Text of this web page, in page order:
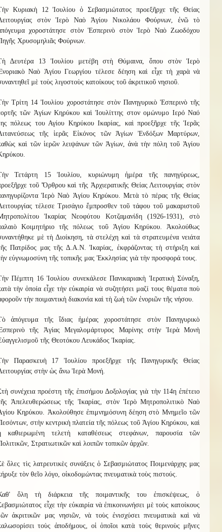
Κυριακὴ 12 Ἰουλίου ὁ Σεβασμιώτατος προεξῆρχε τῆς Θείας
στὸν Ἱερὸ Ναὸ Ἁγίου Νικολάου Φούρνων, ἐνῶ τὸ
χοροστάτησε στὸν Ἑσπερινὸ στὸν Ἱερὸ Ναὸ Ζωοδόχου
Χρυσομηλιᾶς Φούρνων.
Δευτέρα 13 Ἰουλίου μετέβη στὴ Θύμαινα, ὅπου στὸν Ἱερὸ
Ναὸ Ἁγίου Γεωργίου τέλεσε δέηση καὶ εἶχε τὴ χαρὰ νὰ
μὲ τοὺς λιγοστοὺς κατοίκους τοῦ ἀκριτικοῦ νησιοῦ.
Τρίτη 14 Ἰουλίου χοροστάτησε στὸν Πανηγυρικὸ Ἑσπερινὸ τῆς
τῶν Ἁγίων Κηρύκου καὶ Ἰουλίττης στον ομώνυμο Ιερό Ναό
πόλεως του Αγίου Κηρύκου Ικαρίας, καὶ προεξῆρχε τῆς Ἱερᾶς
τῆς ἱερᾶς Εἰκόνος τῶν Ἁγίων Ἐνδόξων Μαρτύρων,
καὶ τῶν ἱερῶν λειψάνων τῶν Ἁγίων, ἀνὰ τὴν πόλη τοῦ Ἁγίου
Τετάρτη 15 Ἰουλίου, κυριώνυμη ἡμέρα τῆς πανηγύρεως,
τοῦ Ὄρθρου καὶ τῆς Ἀρχιερατικῆς Θείας Λειτουργίας στὸν
Ἱερὸ Ναὸ Ἁγίου Κηρύκου. Μετὰ τὸ πέρας τῆς Θείας
τέλεσε Τρισάγιο ἔμπροσθεν τοῦ τάφου τοῦ μακαριστοῦ
Ἰκαρίας Νεοφύτου Κοτζαμανίδη (1926-1931), στὸ
Κοιμητήριο τῆς πόλεως τοῦ Ἁγίου Κηρύκου. Ἀκολούθως
μὲ τὴ Διοίκηση, τὰ στελέχη καὶ τὰ στρατευμένα νειάτα
Πατρίδος μας τῆς Δ.Α.Ν. Ἰκαρίας, ἐκφράζοντας τὴ στήριξη καὶ
εὐγνωμοσύνη τῆς τοπικῆς μας Ἐκκλησίας γιὰ τὴν προσφορά τους.
Πέμπτη 16 Ἰουλίου συνεκάλεσε Πανικαριακὴ Ἱερατικὴ Σύναξη,
τὴν ὁποία εἶχε τὴν εὐκαιρία νὰ συζητήσει μαζί τους θέματα ποὺ
τὴν ποιμαντικὴ διακονία καὶ τὴ ζωὴ τῶν ἐνοριῶν τῆς νήσου.
ἀπόγευμα τῆς ἴδιας ἡμέρας χοροστάτησε στὸν Πανηγυρικὸ
τῆς Ἁγίας Μεγαλομάρτυρος Μαρίνης στὴν Ἱερὰ Μονὴ
τῆς Θεοτόκου Λευκάδος Ἰκαρίας.
Παρασκευὴ 17 Ἰουλίου προεξῆρχε τῆς Πανηγυρικῆς Θείας
στὴν ὡς ἄνω Ἱερὰ Μονή.
συνέχεια προέστη τῆς ἐπισήμου Δοξολογίας γιὰ τὴν 114η ἐπέτειο
Ἀπελευθερώσεως τῆς Ἰκαρίας, στὸν Ἱερὸ Μητροπολιτικὸ Ναὸ
Κηρύκου. Ἀκολούθησε ἐπιμνημόσυνη δέηση στὸ Μνημεῖο τῶν
στὴν κεντρικὴ πλατεία τῆς πόλεως τοῦ Ἁγίου Κηρύκου, καὶ
καθιερωμένη τελετὴ καταθέσεως στεφάνων, παρουσία τῶν
Στρατιωτικῶν καὶ λοιπῶν τοπικῶν ἀρχῶν.
ὅλες τὶς λατρευτικὲς συνάξεις ὁ Σεβασμιώτατος Ποιμενάρχης μας
τὸν θεῖο λόγο, οἰκοδομώντας πνευματικὰ τοὺς πιστούς.
ὅλη τὴ διάρκεια τῆς ποιμαντικῆς του ἐπισκέψεως, ὁ
εἶχε τὴν εὐκαιρία νὰ ἐπικοινωνήσει μὲ τοὺς κατοίκους
ἀκριτικῶν μας νησιῶν, νὰ τοὺς ἐνισχύσει πνευματικὰ καὶ νὰ
τοὺς ἀποδήμους, οἱ ὁποῖοι κατὰ τοὺς θερινοὺς μῆνες